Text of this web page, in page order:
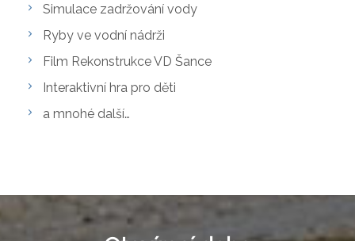
Simulace zadržování vody
Ryby ve vodní nádrži
Film Rekonstrukce VD Šance
Interaktivní hra pro děti
a mnohé další…